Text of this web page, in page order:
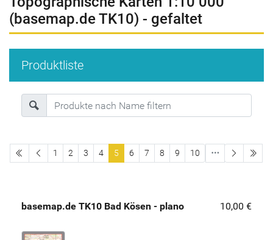
(basemap.de TK10) - gefaltet
Produktliste
erste Seite
1 2 3 4 5 6 7 8 9 10
basemap.de TK10 Bad Kösen - plano 10,00 €